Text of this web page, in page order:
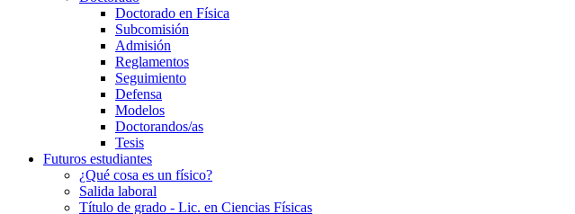
Doctorado en Física
Subcomisión
Admisión
Reglamentos
Seguimiento
Defensa
Modelos
Doctorandos/as
Tesis
Futuros estudiantes
¿Qué cosa es un físico?
Salida laboral
Título de grado - Lic. en Ciencias Físicas